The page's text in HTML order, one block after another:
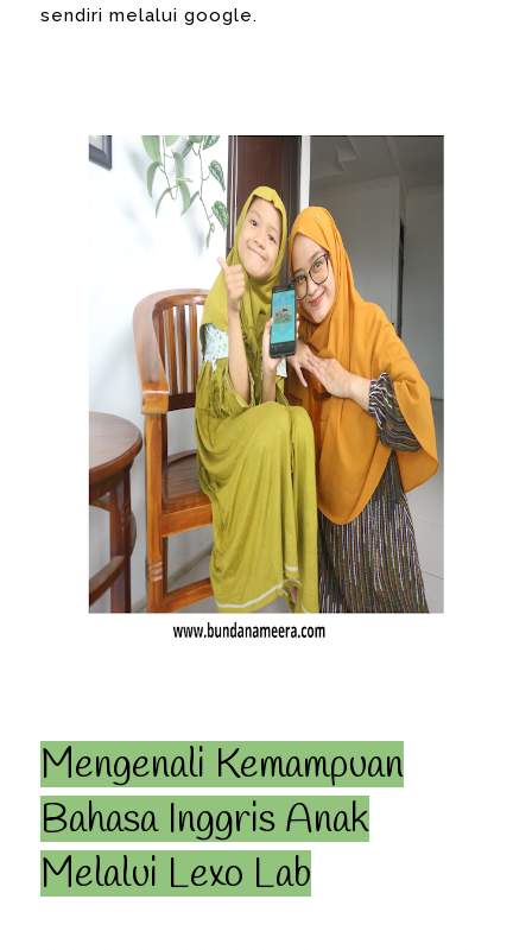
sendiri melalui google.
Mengenali Kemampuan
Bahasa Inggris Anak
Melalui Lexo Lab